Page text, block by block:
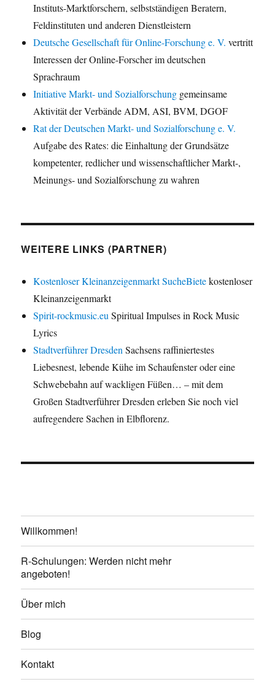
Instituts-Marktforschern, selbstständigen Beratern,
Feldinstituten und anderen Dienstleistern
Deutsche Gesellschaft für Online-Forschung e. V. vertritt
Interessen der Online-Forscher im deutschen
Sprachraum
Initiative Markt- und Sozialforschung gemeinsame
Aktivität der Verbände ADM, ASI, BVM, DGOF
Rat der Deutschen Markt- und Sozialforschung e. V.
Aufgabe des Rates: die Einhaltung der Grundsätze
kompetenter, redlicher und wissenschaftlicher Markt-,
Meinungs- und Sozialforschung zu wahren
WEITERE LINKS (PARTNER)
Kostenloser Kleinanzeigenmarkt SucheBietekostenloser
Kleinanzeigenmarkt
Spirit-rockmusic.eu Spiritual Impulses in Rock Music
Lyrics
Stadtverführer Dresden Sachsens raffiniertestes
Liebesnest, lebende Kühe im Schaufenster oder eine
Schwebebahn auf wackligen Füßen… – mit dem
Großen Stadtverführer Dresden erleben Sie noch viel
aufregendere Sachen in Elbflorenz.
Willkommen!
R-Schulungen: Werden nicht mehr
angeboten!
Über mich
Blog
Kontakt